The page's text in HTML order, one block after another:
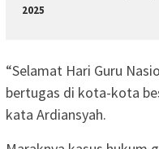
2025
“Selamat Hari Guru
bertugas di kota-kota
kata Ardiansyah.